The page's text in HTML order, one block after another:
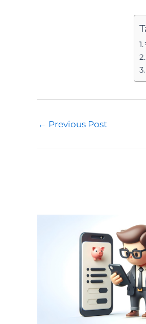
Post
← Previous Post